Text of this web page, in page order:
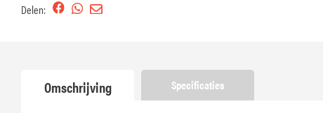
Delen:
Omschrijving Specificaties